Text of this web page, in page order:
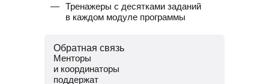
Тренажеры с десятками заданий
в каждом модуле программы
Обратная связь
Менторы
и координаторы
поддержат